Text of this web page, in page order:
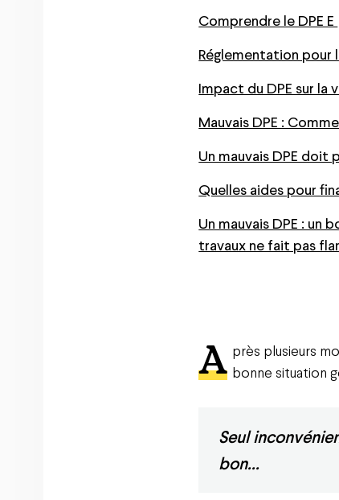
Comprendre le DPE E
Réglementation pour
Impact du DPE sur la
Mauvais DPE :
Un mauvais DPE
Quelles aides pour
Un mauvais DPE : un
travaux ne fait pas
A près plusieurs
bonne situation
Seul
bon...